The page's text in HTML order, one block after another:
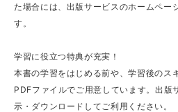
た場合には、出版サービスのホームペー
す。
学習に役立つ特典が充実！
本書の学習をはじめる前や、学習後のス
PDFファイルでご用意しています。出版
示・ダウンロードしてご利用ください。